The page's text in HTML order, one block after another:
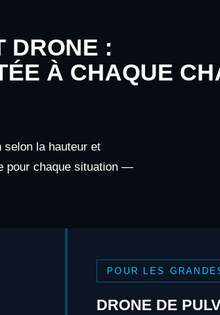
DRONE :
À CHAQUE
selon la hauteur et
pour chaque situation —
POUR LES
DRONE DE